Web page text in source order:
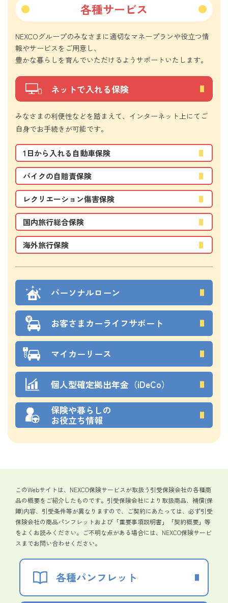
各種サービス
NEXCOグループのみなさまに適切なマネープランや役立つ情
報やサービスをご用意し、
豊かな暮らしを育んでいただけるようサポートいたします。
ネットで入れる保険
みなさまの利便性などを踏まえて、インターネット上にてご
自身でお手続きが可能です。
1日から入れる自動車保険
バイクの自賠責保険
レクリエーション傷害保険
国内旅行総合保険
海外旅行保険
パーソナルローン
お客さまカーライフサポート
マイカーリース
個人型確定拠出年金（iDeCo）
保険や暮らしの
お役立ち情報
このWebサイトは、NEXCO保険サービスが取扱う引受保険会社の各種商
品の概要をご紹介したものです。引受保険会社により取扱商品、補償(保
障)内容、引受条件等が異なりますので、ご契約にあたっては、必ず引受
保険会社の商品パンフレットおよび「重要事項説明書」「契約概要」等
をよくお読みください。ご不明な点がある場合には、NEXCO保険サービ
スまでお問い合わせください。
各種パンフレット